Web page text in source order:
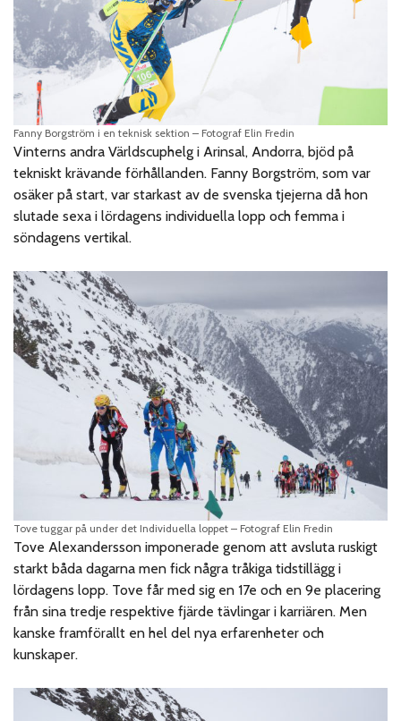
Fanny Borgström i en teknisk sektion – Fotograf Elin Fredin
Vinterns andra Världscuphelg i Arinsal, Andorra, bjöd på
tekniskt krävande förhållanden. Fanny Borgström, som var
osäker på start, var starkast av de svenska tjejerna då hon
slutade sexa i lördagens individuella lopp och femma i
söndagens vertikal.
Tove tuggar på under det Individuella loppet – Fotograf Elin Fredin
Tove Alexandersson imponerade genom att avsluta ruskigt
starkt båda dagarna men fick några tråkiga tidstillägg i
lördagens lopp. Tove får med sig en 17e och en 9e placering
från sina tredje respektive fjärde tävlingar i karriären. Men
kanske framförallt en hel del nya erfarenheter och
kunskaper.